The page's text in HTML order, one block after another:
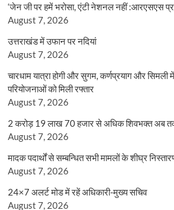
‘जेन जी पर हमें भरोसा, एंटी नेशनल नहीं :आरएसएस
August 7, 2026
उत्तराखंड में उफान पर नदियां
August 7, 2026
चारधाम यात्रा होगी और सुगम, कर्णप्रयाग और सिमली
परियोजनाओं को मिली रफ्तार
August 7, 2026
2 करोड़ 19 लाख 70 हजार से अधिक शिवभक्त अब
August 7, 2026
मादक पदार्थों से सम्बन्धित सभी मामलों के शीघ्र
August 7, 2026
24×7 अलर्ट मोड में रहें अधिकारी-मुख्य सचिव
August 7, 2026